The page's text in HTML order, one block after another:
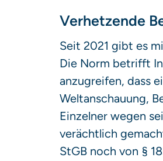
Verhetzende
Seit 2021 gibt es
Die Norm betrifft
anzugreifen, dass
Weltanschauung,
Einzelner wegen
verächtlich
StGB noch von §